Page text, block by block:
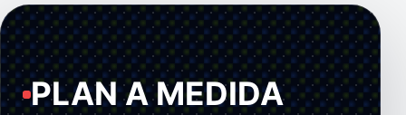
PLAN A MEDIDA